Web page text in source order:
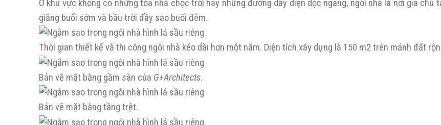
Ở khu vực không có những tòa nhà chọc trời hay những đường dây diện dọc ngang, ngôi nhà là nơi gia chủ
giăng buổi sớm và bầu trời đầy sao buổi đêm.
Thời gian thiết kế và thi công ngôi nhà kéo dài hơn một năm. Diện tích xây dựng là 150 m2 trên mảnh đất
Bản vẽ mặt bằng gầm sàn của G+Architects.
Bản vẽ mặt bằng tầng trệt.